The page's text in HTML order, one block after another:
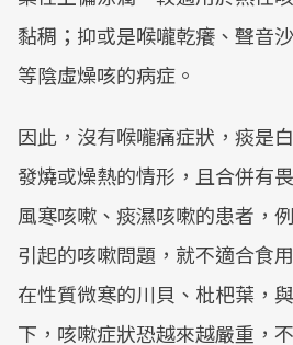
黏稠；抑或是喉嚨乾癢、聲音
等陰虛燥咳的病症。
因此，沒有喉嚨痛症狀，痰是
發燒或燥熱的情形，且合併有
風寒咳嗽、痰濕咳嗽的患者，
引起的咳嗽問題，就不適合食
在性質微寒的川貝、枇杷葉，
下，咳嗽症狀恐越來越嚴重，